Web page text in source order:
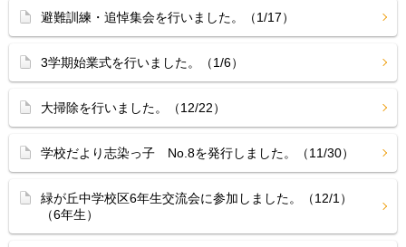
避難訓練・追悼集会を行いました。（1/17）
3学期始業式を行いました。（1/6）
大掃除を行いました。（12/22）
学校だより志染っ子 No.8を発行しました。（11/30）
緑が丘中学校区6年生交流会に参加しました。（12/1）
（6年生）